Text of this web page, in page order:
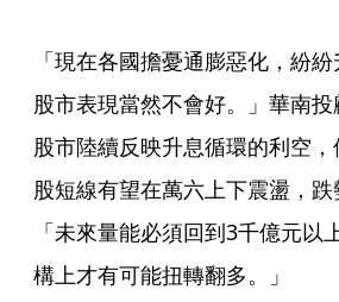
「現在各國擔憂通膨惡化，紛
股市表現當然不會好。」華南
股市陸續反映升息循環的利空
股短線有望在萬六上下震盪，跌
「未來量能必須回到3千億元以
構上才有可能扭轉翻多。」